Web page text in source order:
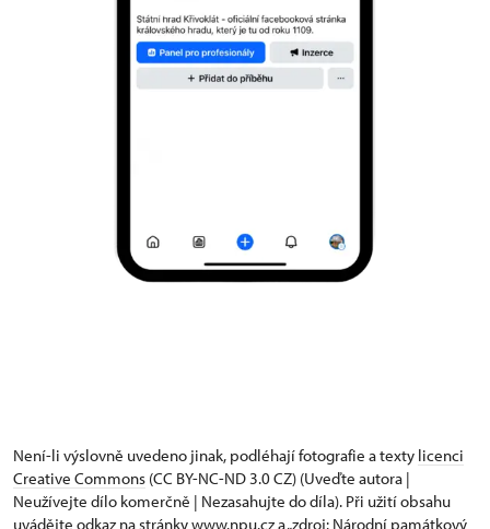
Není-li výslovně uvedeno jinak, podléhají fotografie a texty licenci
Creative Commons (CC BY-NC-ND 3.0 CZ) (Uveďte autora |
Neužívejte dílo komerčně | Nezasahujte do díla). Při užití obsahu
uvádějte odkaz na stránky www.npu.cz a „zdroj: Národní památkový